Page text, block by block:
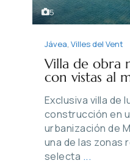
5
Jávea, Villes del Vent
Villa de obra
con vistas al
Exclusiva villa de
construcción en
urbanización de
una de las zonas
selecta ...